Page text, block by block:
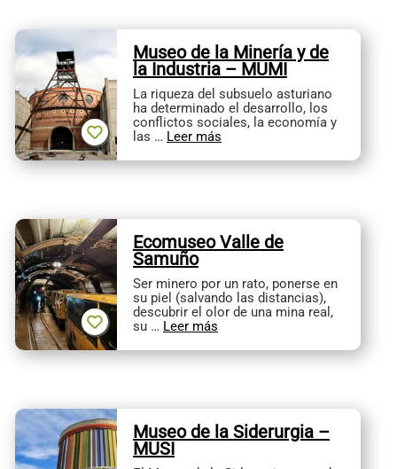
Museo de la Minería y de
la Industria – MUMI
La riqueza del subsuelo asturiano
ha determinado el desarrollo, los
conflictos sociales, la economía y
las … Leer más
Ecomuseo Valle de
Samuño
Ser minero por un rato, ponerse en
su piel (salvando las distancias),
descubrir el olor de una mina real,
su … Leer más
Museo de la Siderurgia –
MUSI